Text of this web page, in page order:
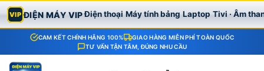
VIP ĐIỆN MÁY VIPĐiện thoại Máy tính bảng Laptop Tivi · Âm
CAM KẾT CHÍNH HÃNG 100%
GIAO HÀNG MIỄN PHÍ TOÀN QUỐC
TƯ VẤN TẬN TÂM, ĐÚNG NHU CẦU